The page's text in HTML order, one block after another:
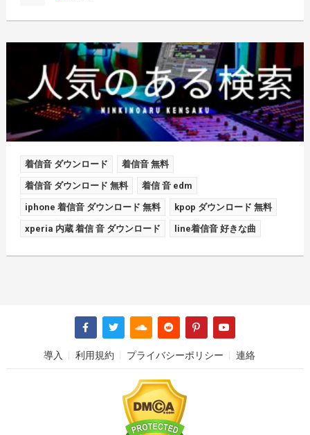
着信音 ダウンロード 着信音 無料
着信音 ダウンロード 無料 着信 音 edm
iphone 着信音 ダウンロード 無料 kpop ダウンロード 無料
xperia 内蔵 着信 音 ダウンロード line着信音 好きな曲
導入 利用規約 プライバシーポリシー 連絡